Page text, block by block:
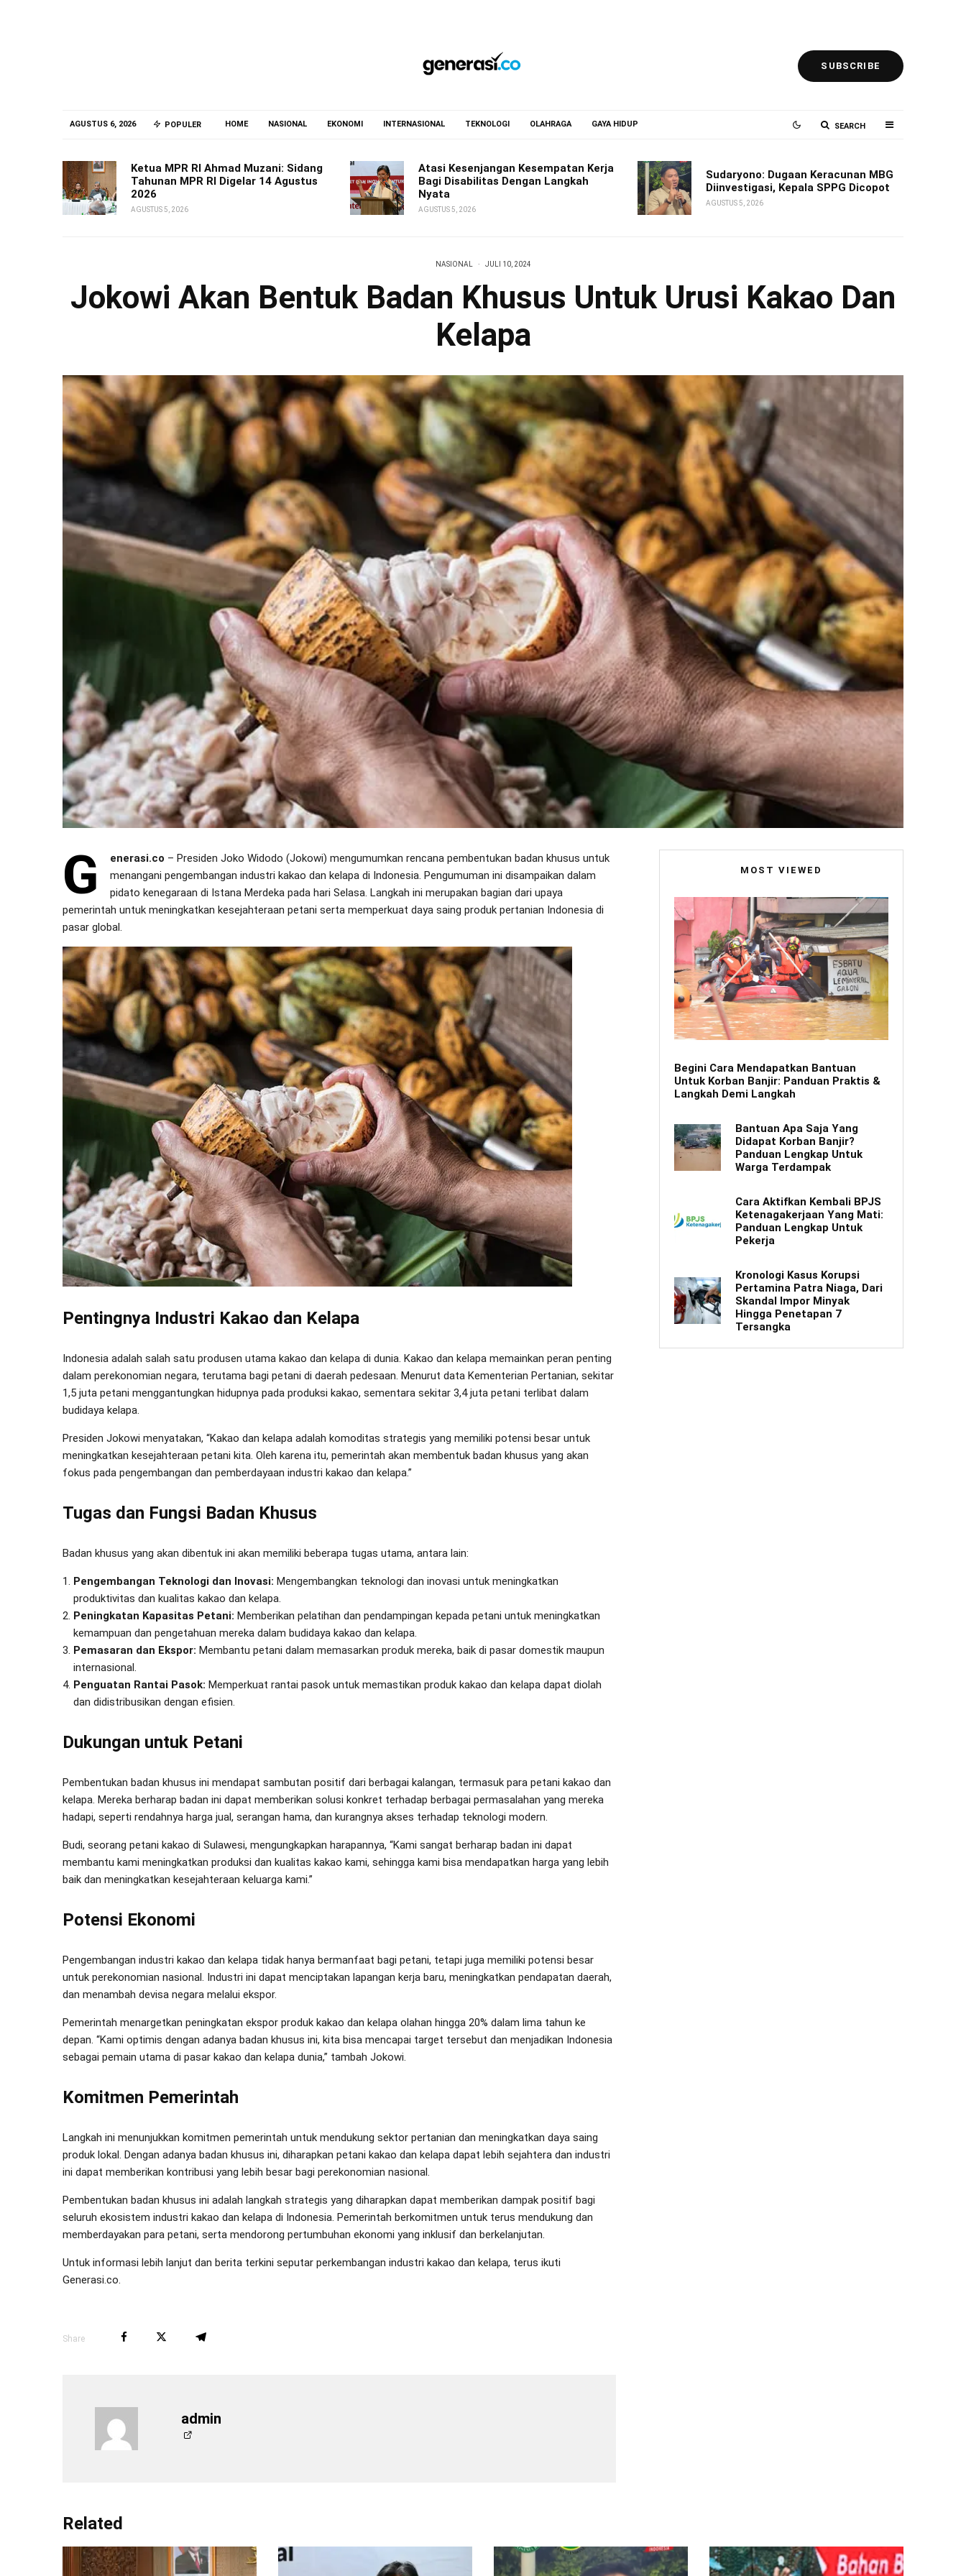
SUBSCRIBE
AGUSTUS 6, 2026 POPULER HOME NASIONAL EKONOMI INTERNASIONAL TEKNOLOGI OLAHRAGA GAYA HIDUP SEARCH
Ketua MPR RI Ahmad Muzani: Sidang
Tahunan MPR RI Digelar 14 Agustus
2026
AGUSTUS 5, 2026
Atasi Kesenjangan Kesempatan Kerja
Bagi Disabilitas Dengan Langkah
Nyata
AGUSTUS 5, 2026
Sudaryono: Dugaan Keracunan MBG
Diinvestigasi, Kepala SPPG Dicopot
AGUSTUS 5, 2026
NASIONAL · JULI 10, 2024
Jokowi Akan Bentuk Badan Khusus Untuk Urusi Kakao Dan
Kelapa
g enerasi.co – Presiden Joko Widodo (Jokowi) mengumumkan rencana pembentukan badan khusus untuk
menangani pengembangan industri kakao dan kelapa di Indonesia. Pengumuman ini disampaikan dalam
pidato kenegaraan di Istana Merdeka pada hari Selasa. Langkah ini merupakan bagian dari upaya
pemerintah untuk meningkatkan kesejahteraan petani serta memperkuat daya saing produk pertanian Indonesia di
pasar global.
Pentingnya Industri Kakao dan Kelapa
Indonesia adalah salah satu produsen utama kakao dan kelapa di dunia. Kakao dan kelapa memainkan peran penting
dalam perekonomian negara, terutama bagi petani di daerah pedesaan. Menurut data Kementerian Pertanian, sekitar
1,5 juta petani menggantungkan hidupnya pada produksi kakao, sementara sekitar 3,4 juta petani terlibat dalam
budidaya kelapa.
Presiden Jokowi menyatakan, “Kakao dan kelapa adalah komoditas strategis yang memiliki potensi besar untuk
meningkatkan kesejahteraan petani kita. Oleh karena itu, pemerintah akan membentuk badan khusus yang akan
fokus pada pengembangan dan pemberdayaan industri kakao dan kelapa.”
Tugas dan Fungsi Badan Khusus
Badan khusus yang akan dibentuk ini akan memiliki beberapa tugas utama, antara lain:
Pengembangan Teknologi dan Inovasi: Mengembangkan teknologi dan inovasi untuk meningkatkan
produktivitas dan kualitas kakao dan kelapa.
Peningkatan Kapasitas Petani: Memberikan pelatihan dan pendampingan kepada petani untuk meningkatkan
kemampuan dan pengetahuan mereka dalam budidaya kakao dan kelapa.
Pemasaran dan Ekspor: Membantu petani dalam memasarkan produk mereka, baik di pasar domestik maupun
internasional.
Penguatan Rantai Pasok: Memperkuat rantai pasok untuk memastikan produk kakao dan kelapa dapat diolah
dan didistribusikan dengan efisien.
Dukungan untuk Petani
Pembentukan badan khusus ini mendapat sambutan positif dari berbagai kalangan, termasuk para petani kakao dan
kelapa. Mereka berharap badan ini dapat memberikan solusi konkret terhadap berbagai permasalahan yang mereka
hadapi, seperti rendahnya harga jual, serangan hama, dan kurangnya akses terhadap teknologi modern.
Budi, seorang petani kakao di Sulawesi, mengungkapkan harapannya, “Kami sangat berharap badan ini dapat
membantu kami meningkatkan produksi dan kualitas kakao kami, sehingga kami bisa mendapatkan harga yang lebih
baik dan meningkatkan kesejahteraan keluarga kami.”
Potensi Ekonomi
Pengembangan industri kakao dan kelapa tidak hanya bermanfaat bagi petani, tetapi juga memiliki potensi besar
untuk perekonomian nasional. Industri ini dapat menciptakan lapangan kerja baru, meningkatkan pendapatan daerah,
dan menambah devisa negara melalui ekspor.
Pemerintah menargetkan peningkatan ekspor produk kakao dan kelapa olahan hingga 20% dalam lima tahun ke
depan. “Kami optimis dengan adanya badan khusus ini, kita bisa mencapai target tersebut dan menjadikan Indonesia
sebagai pemain utama di pasar kakao dan kelapa dunia,” tambah Jokowi.
Komitmen Pemerintah
Langkah ini menunjukkan komitmen pemerintah untuk mendukung sektor pertanian dan meningkatkan daya saing
produk lokal. Dengan adanya badan khusus ini, diharapkan petani kakao dan kelapa dapat lebih sejahtera dan industri
ini dapat memberikan kontribusi yang lebih besar bagi perekonomian nasional.
Pembentukan badan khusus ini adalah langkah strategis yang diharapkan dapat memberikan dampak positif bagi
seluruh ekosistem industri kakao dan kelapa di Indonesia. Pemerintah berkomitmen untuk terus mendukung dan
memberdayakan para petani, serta mendorong pertumbuhan ekonomi yang inklusif dan berkelanjutan.
Untuk informasi lebih lanjut dan berita terkini seputar perkembangan industri kakao dan kelapa, terus ikuti
Generasi.co.
Share
admin
MOST VIEWED
Begini Cara Mendapatkan Bantuan
Untuk Korban Banjir: Panduan Praktis &
Langkah Demi Langkah
Bantuan Apa Saja Yang
Didapat Korban Banjir?
Panduan Lengkap Untuk
Warga Terdampak
Cara Aktifkan Kembali BPJS
Ketenagakerjaan Yang Mati:
Panduan Lengkap Untuk
Pekerja
Kronologi Kasus Korupsi
Pertamina Patra Niaga, Dari
Skandal Impor Minyak
Hingga Penetapan 7
Tersangka
Related